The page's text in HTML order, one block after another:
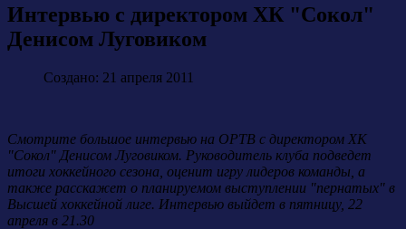
Интервью с директором ХК "Сокол"
Денисом Луговиком
Создано: 21 апреля 2011
Смотрите большое интервью на ОРТВ с директором ХК
"Сокол" Денисом Луговиком. Руководитель клуба подведет
итоги хоккейного сезона, оценит игру лидеров команды, а
также расскажет о планируемом выступлении "пернатых" в
Высшей хоккейной лиге. Интервью выйдет в пятницу, 22
апреля в 21.30